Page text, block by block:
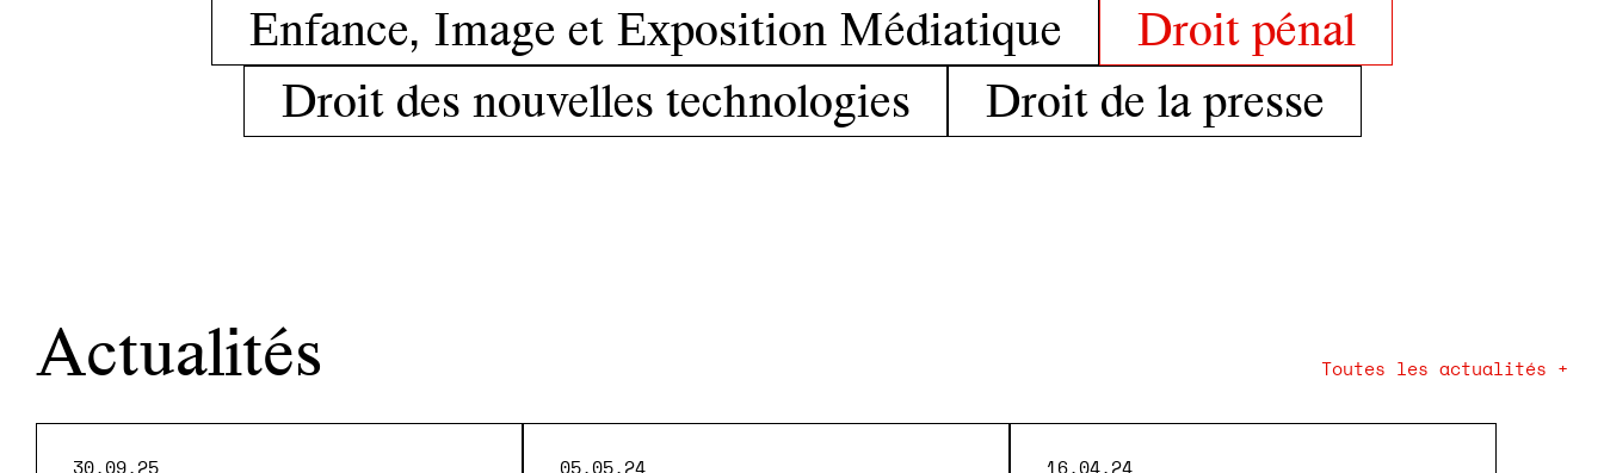
Enfance, Image et Exposition Médiatique
Droit pénal
Droit des nouvelles technologies
Droit de la presse
Actualités Toutes les actualités +
30.09.25 05.05.24 16.04.24